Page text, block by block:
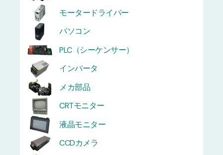
モータードライバー
パソコン
PLC（シーケンサー）
インバータ
メカ部品
CRTモニター
液晶モニター
CCDカメラ